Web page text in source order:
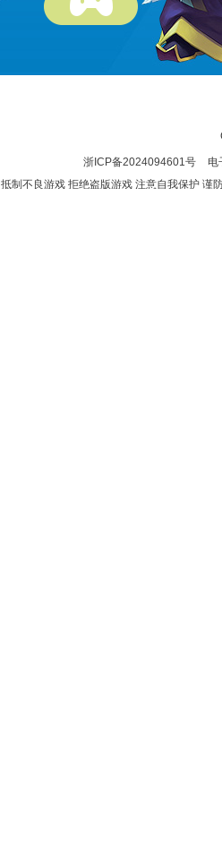
浙ICP备2024094601号
抵制不良游戏 拒绝盗版游戏 注意自我保护 谨